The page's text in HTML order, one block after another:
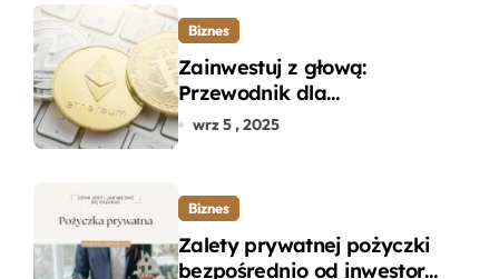
Biznes
Zainwestuj z głową:
Przewodnik dla
początkujących w zakupie
wrz 5 , 2025
Biznes
Zalety prywatnej pożyczki
bezpośrednio od inwestora